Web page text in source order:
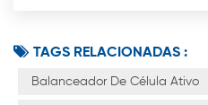
TAGS RELACIONADAS :
Balanceador De Célula Ativo